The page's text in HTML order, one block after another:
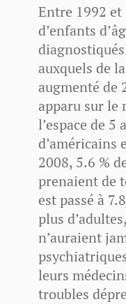
Entre 1992
d’enfants
auxquels de
augmenté de
apparu sur le
l’espace de
d’américains
2008, 5.6 %
prenaient de
est passé à
plus
n’auraient
leurs
troubles